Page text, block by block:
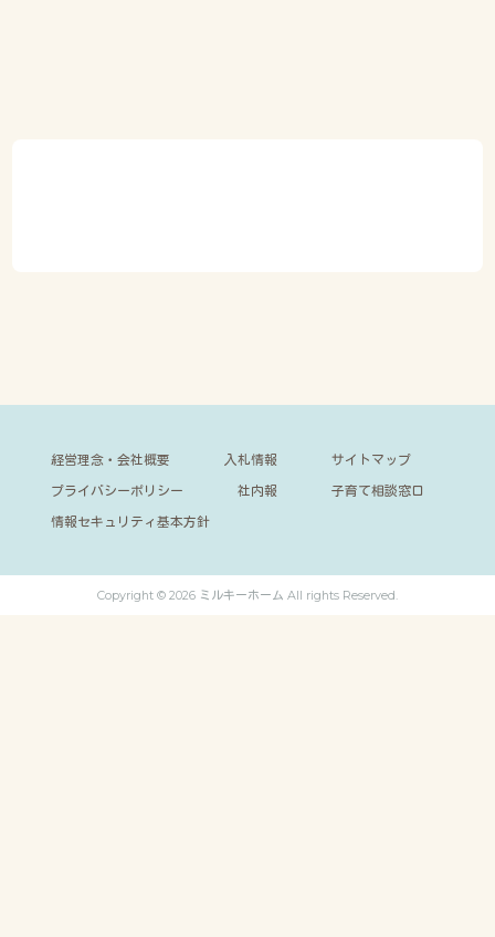
経営理念・会社概要 入札情報
サイトマップ
プライバシーポリシー
社内報
子育て相談窓口
情報セキュリティ基本方針
Copyright © 2026 ミルキーホーム All rights Reserved.